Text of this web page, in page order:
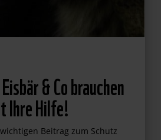
& Co brauchen
Ihre Hilfe!